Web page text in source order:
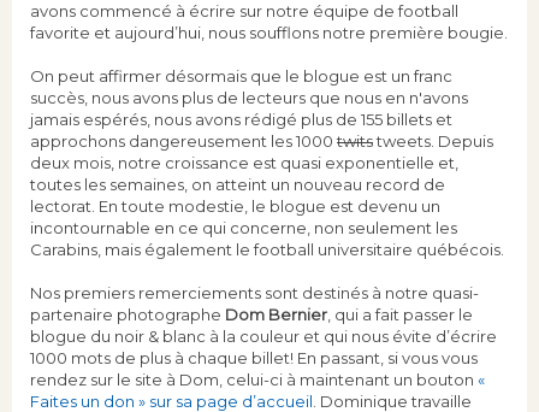
avons commencé à écrire sur notre équipe de football
favorite et aujourd’hui, nous soufflons notre première bougie.
On peut affirmer désormais que le blogue est un franc
succès, nous avons plus de lecteurs que nous en n'avons
jamais espérés, nous avons rédigé plus de 155 billets et
approchons dangereusement les 1000twitstweets. Depuis
deux mois, notre croissance est quasi exponentielle et,
toutes les semaines, on atteint un nouveau record de
lectorat. En toute modestie, le blogue est devenu un
incontournable en ce qui concerne, non seulement les
Carabins, mais également le football universitaire québécois.
Nos premiers remerciements sont destinés à notre quasi-
partenaire photographe Dom Bernier , qui a fait passer le
blogue du noir & blanc à la couleur et qui nous évite d’écrire
1000 mots de plus à chaque billet! En passant, si vous vous
rendez sur le site à Dom, celui-ci à maintenant un bouton «
Faites un don » sur sa page d’accueil . Dominique travaille